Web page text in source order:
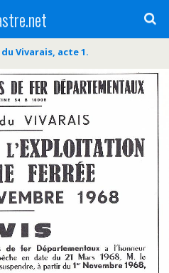
Vivarais, acte 1.